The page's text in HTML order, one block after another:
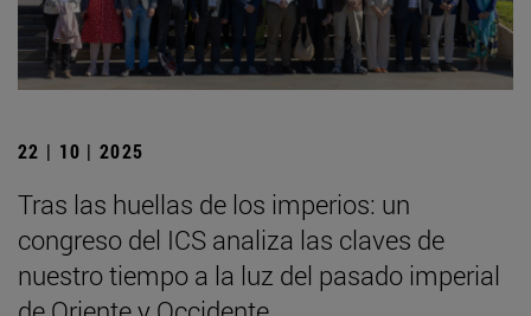
22 | 10 | 2025
Tras las huellas de los imperios: un
congreso del ICS analiza las claves de
nuestro tiempo a la luz del pasado imperial